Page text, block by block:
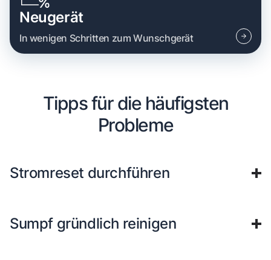
Neugerät
In wenigen Schritten zum Wunschgerät
Tipps für die häufigsten
Probleme
Stromreset durchführen
Sumpf gründlich reinigen